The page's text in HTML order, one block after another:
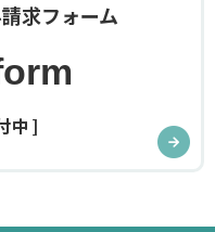
求フォーム
中]